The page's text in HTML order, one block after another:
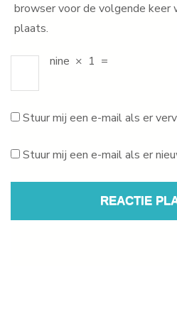
browser voor de volgende keer
plaats.
nine × 1 =
Stuur mij een e-mail als er
Stuur mij een e-mail als er